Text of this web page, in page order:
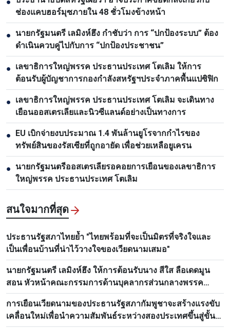
ช่องแคบฮอร์มุซภายใน 48 ชั่วโมงข้างหน้า
● นายกรัฐมนตรี เลมิงห์ฮึง กำชับว่า การ “ปกป้องระบบ” ต้อง
ดำเนินควบคู่ไปกับการ “ปกป้องประชาชน”
● เลขาธิการใหญ่พรรค ประธานประเทศ โตเลิม ให้การ
ต้อนรับผู้บัญชาการกองกำลังสหรัฐฯประจำภาคพื้นแปซิฟิก
● เลขาธิการใหญ่พรรค ประธานประเทศ โตเลิม จะเดินทาง
เยือนออสเตรเลียและนิวซีแลนด์อย่างเป็นทางการ
● EU เบิกจ่ายงบประมาณ 1.4 พันล้านยูโรจากกำไรของ
ทรัพย์สินของรัสเซียที่ถูกอายัด เพื่อช่วยเหลือยูเครน
● นายกรัฐมนตรีออสเตรเลียรอคอยการเยือนของเลขาธิการ
ใหญ่พรรค ประธานประเทศ โตเลิม
สนใจมากที่สุด
ประธานรัฐสภาไทยย้ำ "ไทยพร้อมที่จะเป็นมิตรที่จริงใจและ
เป็นเพื่อนบ้านที่น่าไว้วางใจของเวียดนามเสมอ"
นายกรัฐมนตรี เลมิงห์ฮึง ให้การต้อนรับนาง สีใส ลือเดดมูน
สอน หัวหน้าคณะกรรมการด้านบุคลากรส่วนกลางพรรค
ประชาชนปฏิวัติลาว
การเยือนเวียดนามของประธานรัฐสภากัมพูชาจะสร้างแรงขับ
เคลื่อนใหม่เพื่อนำความสัมพันธ์ระหว่างสองประเทศขึ้นสู่ขั้น